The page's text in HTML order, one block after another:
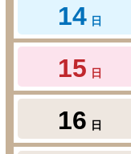
14 日
15 日
16 日